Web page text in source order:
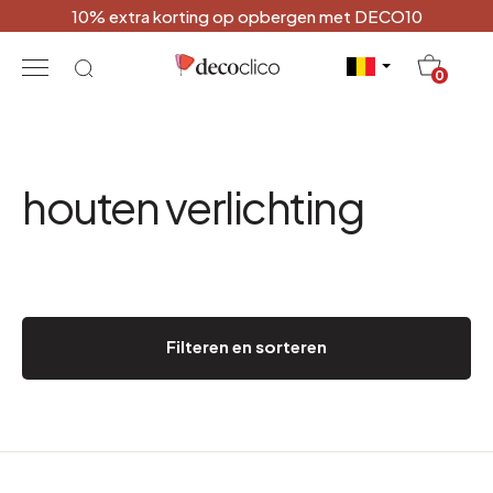
10% extra korting op opbergen met DECO10
0
houten verlichting
Filteren en sorteren